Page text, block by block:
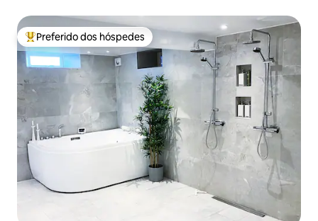
Entre os melhores preferidos dos hóspedes
Preferido dos hóspedes